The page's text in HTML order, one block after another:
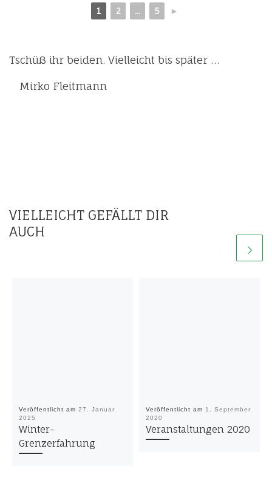
1 2 ... 5 ►
Tschüß ihr beiden. Vielleicht bis später …
Mirko Fleitmann
VIELLEICHT GEFÄLLT DIR
AUCH
Veröffentlicht am27. Januar
2025
Winter-
Grenzerfahrung
Veröffentlicht am 1. September
2020
Veranstaltungen 2020